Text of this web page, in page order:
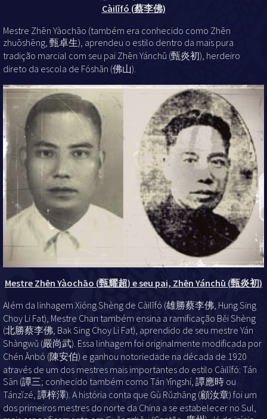
Càilǐfó (蔡李佛)
Mestre Zhēn Yàochāo (também era conhecido como Zhēn
zhuōshēng, 甄卓生), aprendeu o estilo dentro da mais pura
tradição marcial com seu pai Zhēn Yánchū (甄炎初), herdeiro
direto da escola de Fóshān (佛山).
Mestre Zhēn Yàochāo (甄耀超) e seu pai, Zhēn Yánchū (甄炎初)
Além da linhagem Xióng Shèng de Càilǐfó (雄勝蔡李佛, Hung Sing
Choy Li Fat), Mestre Chan também ensina a ramificação Běi Shèng
(北勝蔡李佛, Bak Sing Choy Li Fat), aprendido de seu mestre Yán
Shàngwǔ (嚴尚武). Essa linhagem foi originalmente modificada por
Chén Ānbó (陳安伯) e ganhou notoriedade na década de 1920
através de um dos mestres mais importantes do estilo Càilǐfó: Tán
Sān (譚三; conhecido também como Tán Yīngshí, 譚應時 ou
Tánzǐzé, 譚梓澤). A história conta que Gù Rǔzhāng (顧汝章) foi um
dos primeiros mestres do norte da China a se estabelecer no Sul,